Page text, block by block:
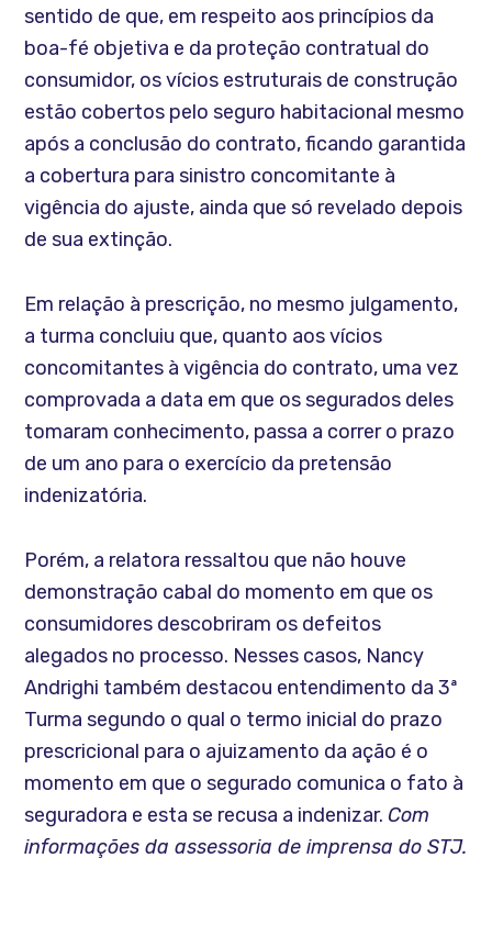
sentido de que, em respeito aos princípios da
boa-fé objetiva e da proteção contratual do
consumidor, os vícios estruturais de construção
estão cobertos pelo seguro habitacional mesmo
após a conclusão do contrato, ficando garantida
a cobertura para sinistro concomitante à
vigência do ajuste, ainda que só revelado depois
de sua extinção.
Em relação à prescrição, no mesmo julgamento,
a turma concluiu que, quanto aos vícios
concomitantes à vigência do contrato, uma vez
comprovada a data em que os segurados deles
tomaram conhecimento, passa a correr o prazo
de um ano para o exercício da pretensão
indenizatória.
Porém, a relatora ressaltou que não houve
demonstração cabal do momento em que os
consumidores descobriram os defeitos
alegados no processo. Nesses casos, Nancy
Andrighi também destacou entendimento da 3ª
Turma segundo o qual o termo inicial do prazo
prescricional para o ajuizamento da ação é o
momento em que o segurado comunica o fato à
seguradora e esta se recusa a indenizar.Com
informações da assessoria de imprensa do STJ.